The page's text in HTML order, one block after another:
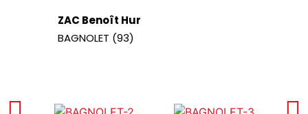
ZAC Benoît Hur
BAGNOLET (93)